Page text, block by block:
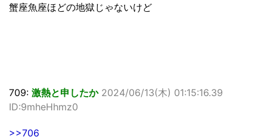
蟹座魚座ほどの地獄じゃないけど
709: 激熱と申したか 2024/06/13(木) 01:15:16.39
ID:9mheHhmz0
>>706